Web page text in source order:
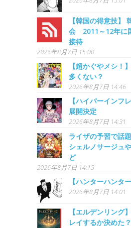
【韓国の得意技】
会 2011～12年に
接待
2026年8月7日 15:00
【超かぐやメシ！
多くない？
2026年8月7日 14:46
【ハイパーインフ
展開決定
2026年8月7日 14:31
ライザの予習で話
シェルノサージュ
ど
2026年8月7日 14:15
【ハンターハンタ
2026年8月7日 14:01
【エルデンリング
レイするか決めた？